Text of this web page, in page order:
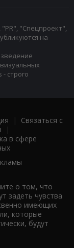
"Спецпроект",
на
строго
| Связаться с
|
в сфере
о том, что
задеть чувства
имеющих
которые
будут